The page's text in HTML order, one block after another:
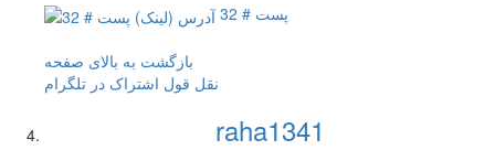
پست # 32
بازگشت به بالای صفحه
نقل قول اشتراک در تلگرام
raha1341